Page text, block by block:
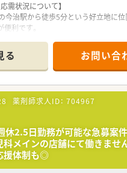
性と専門性を兼ね備えた店舗展開を図
に四国・中国エリアに228店舗展開し
が調剤取扱店舗です。
厚生制度で、業界トップクラスの満足
が安心して働ける職場づくりを目指し
と共に取り組む地域支援・社会貢献
す。
もオススメ＞
がしっかりしている企業で働きたい
利用してご自身のスキルアップもし
に様々な選択肢がある企業をお探
需状況について】
今治駅から徒歩5分という好立地に位
利です。
しています。
勤2名体制を予定しており、事務スタッ
よく対応します。
める人物像について】
新規店舗オープンに伴い、管理薬剤
ています。
問わず、周囲への気配りを大切にし
を歓迎します。
店舗づくりに携わりたいと考え、自
求めています。
る お問い合
薬剤師求人ID： 704967
休2.5日勤務が可能な急募案
メインの店舗にて働きませ
援体制も◎